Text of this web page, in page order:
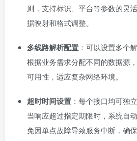
则，支持标识、平台等参数的灵
据映射和格式调整。
多线路解析配置 ：可以设置多个
根据业务需求分配不同的数据源
可用性，适应复杂网络环境。
超时时间设置 ：每个接口均可独
当响应超过指定期限时，系统自
免因单点故障导致服务中断，确保